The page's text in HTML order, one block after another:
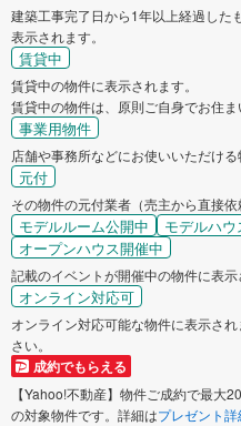
建築工事完了日から1年以上経過した
表示されます。
賃貸中
賃貸中の物件に表示されます。
賃貸中の物件は、原則ご自身でお住ま
事業用物件
店舗や事務所などにお使いいただける
元付
その物件の元付業者（売主から直接
モデルルーム公開中 モデルハウ
オープンハウス開催中
記載のイベントが開催中の物件に表示
オンライン対応可
オンライン対応可能な物件に表示さ
さい。
成約でもらえる
【Yahoo!不動産】物件ご成約で最大
の対象物件です。詳細はプレゼント詳